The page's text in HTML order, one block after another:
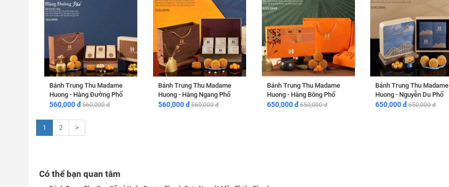
Bánh Trung Thu Madame
Huong - Hàng Đường Phố
560,000 đ560,000 đ
Bánh Trung Thu Madame
Huong - Hàng Ngang Phố
560,000 đ560,000 đ
Bánh Trung Thu Madame
Huong - Hàng Bông Phố
650,000 đ650,000 đ
Bánh Trung Thu Madame
Huong - Nguyễn Du Phố
650,000 đ650,000 đ
1 2 >
Có thể bạn quan tâm